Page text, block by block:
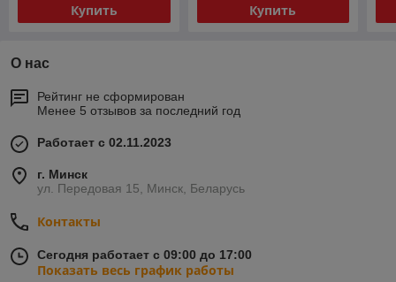
Купить Купить
О нас
Рейтинг не сформирован
Менее 5 отзывов за последний год
Работает с 02.11.2023
г. Минск
ул. Передовая 15, Минск, Беларусь
Контакты
Сегодня работает с 09:00 до 17:00
Показать весь график работы